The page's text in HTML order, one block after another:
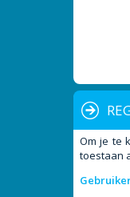
Om je te
toestaan